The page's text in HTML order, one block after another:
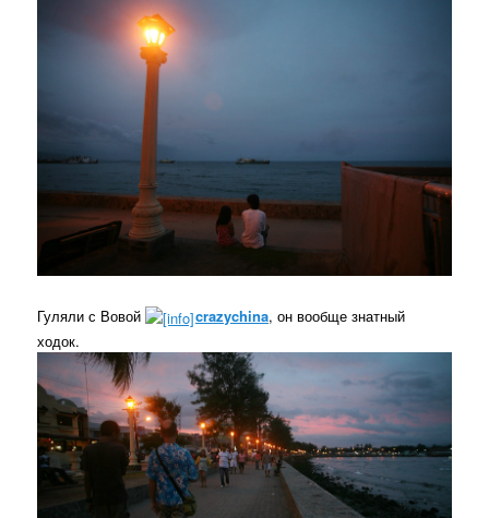
Гуляли с Вовой crazychina, он вообще знатный
ходок.